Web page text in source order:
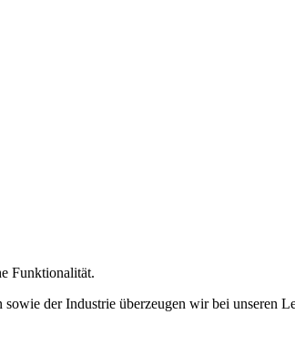
Funktionalität.
der Industrie überzeugen wir bei unseren